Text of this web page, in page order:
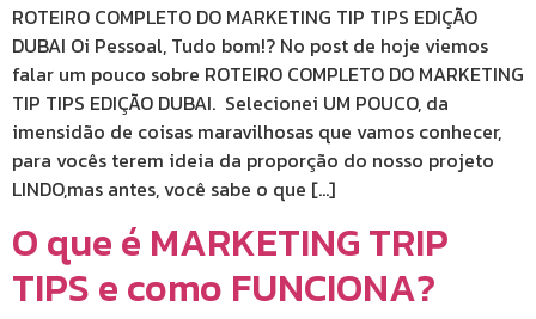
ROTEIRO COMPLETO DO MARKETING TIP TIPS EDIÇÃO
DUBAI Oi Pessoal, Tudo bom!? No post de hoje viemos
falar um pouco sobre ROTEIRO COMPLETO DO MARKETING
TIP TIPS EDIÇÃO DUBAI. Selecionei UM POUCO, da
imensidão de coisas maravilhosas que vamos conhecer,
para vocês terem ideia da proporção do nosso projeto
LINDO,mas antes, você sabe o que […]
O que é MARKETING TRIP
TIPS e como FUNCIONA?